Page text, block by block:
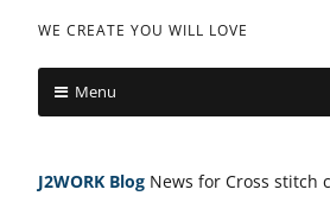
J
2
W
O
WE CREATE YOU WILL LOVE
Menu
J2WORK Blog News for Cross stitch